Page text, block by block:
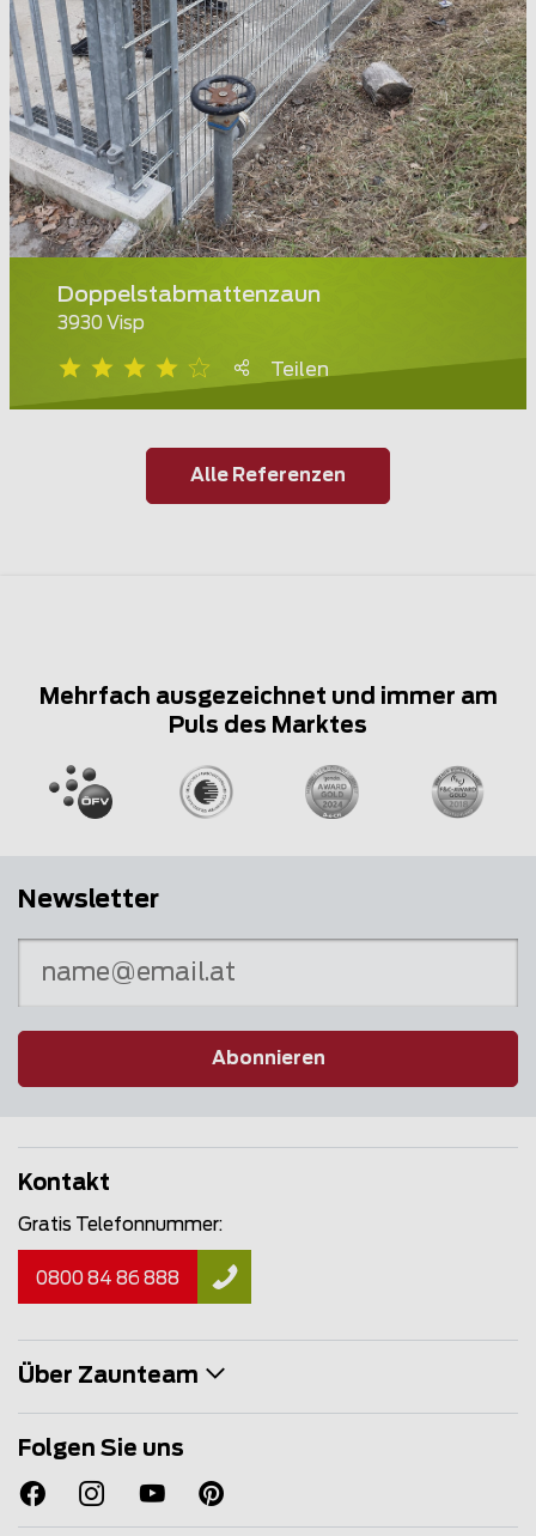
Doppelstabmattenzaun
3930 Visp
Teilen
Alle Referenzen
Mehrfach ausgezeichnet und immer am
Puls des Marktes
Newsletter
Abonnieren
Kontakt
Gratis Telefonnummer:
0800 84 86 888
Über Zaunteam
Folgen Sie uns